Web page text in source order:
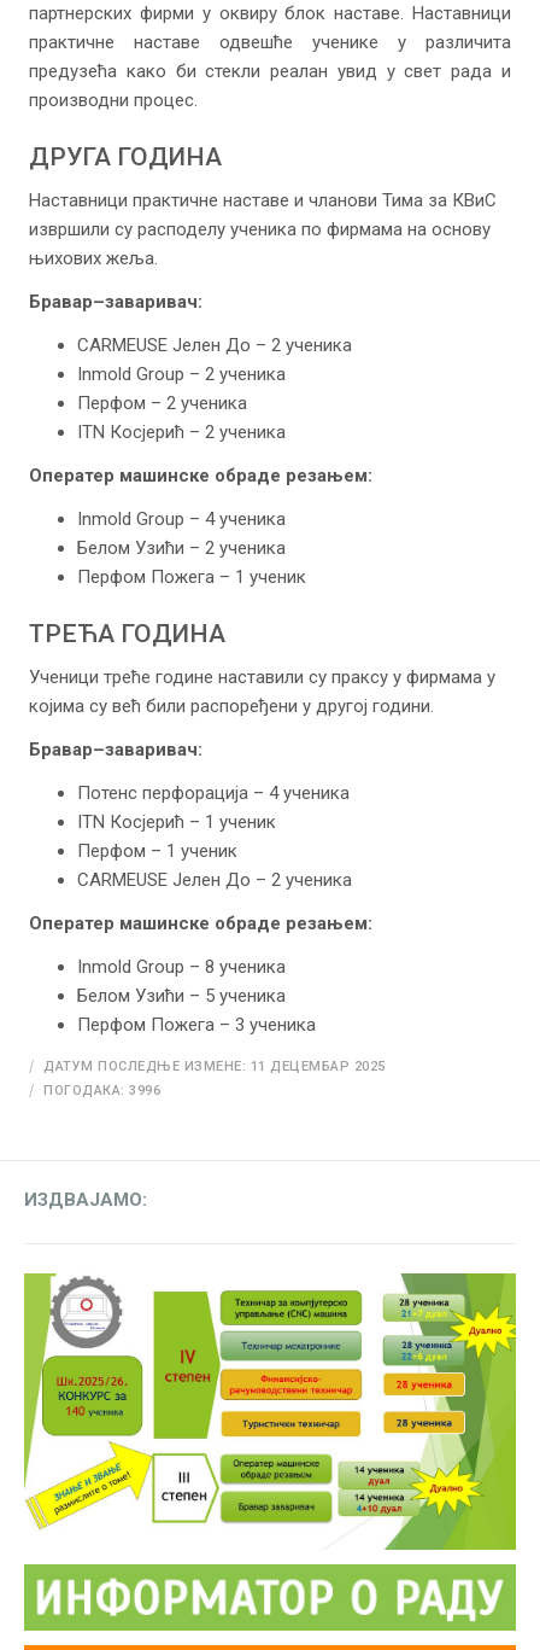
партнерских фирми у оквиру блок наставе. Наставници
практичне наставе одвешће ученике у различита
предузећа како би стекли реалан увид у свет рада и
производни процес.
ДРУГА ГОДИНА
Наставници практичне наставе и чланови Тима за КВиС
извршили су расподелу ученика по фирмама на основу
њихових жеља.
Бравар–заваривач:
CARMEUSE Јелен До – 2 ученика
Inmold Group – 2 ученика
Перфом – 2 ученика
ITN Косјерић – 2 ученика
Оператер машинске обраде резањем:
Inmold Group – 4 ученика
Белом Узићи – 2 ученика
Перфом Пожега – 1 ученик
ТРЕЋА ГОДИНА
Ученици треће године наставили су праксу у фирмама у
којима су већ били распоређени у другој години.
Бравар–заваривач:
Потенс перфорација – 4 ученика
ITN Косјерић – 1 ученик
Перфом – 1 ученик
CARMEUSE Јелен До – 2 ученика
Оператер машинске обраде резањем:
Inmold Group – 8 ученика
Белом Узићи – 5 ученика
Перфом Пожега – 3 ученика
ДАТУМ ПОСЛЕДЊЕ ИЗМЕНЕ: 11 ДЕЦЕМБАР 2025
ПОГОДАКА: 3996
ИЗДВАЈАМО: